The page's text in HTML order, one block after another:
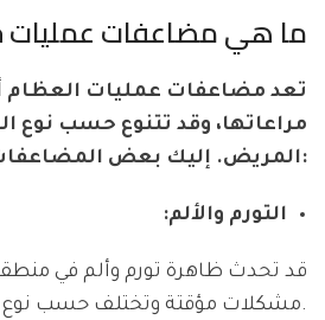
ما هي مضاعفات عمليات
تعد مضاعفات عمليات العظام
مراعاتها، وقد تتنوع حسب نوع
المريض. إليك بعض المضاعفات الشائعة:
التورم والألم:
قد تحدث ظاهرة تورم وألم في
مشكلات مؤقتة وتختلف حسب نوع العملية.